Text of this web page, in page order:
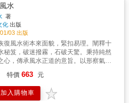
關河洛先後八卦及天文，可參筆者 2023
的《易道醫義》相關部分。有關風水生
的原理與山水龍形家，可參作者 2019 年
》相關的部分。書中多舉九運例說明，
配合本書出版的時代（西元 2024 年為九
一年），以利讀者瞭解、推理與運用。
水
著
化 出版
03 出版
復風水術本來面貌，緊扣易理。闡釋十
秘笈，破迷撥霧，石破天驚。秉持純然
心，傳承風水正道的意旨。以形察氣，
在遠古時代，人類為了生存的本能，擇
、棲樹而居、架木而居。為了躲避自然
成的一切災害，人類不斷探索建立適合
特價 663 元
加入購物車